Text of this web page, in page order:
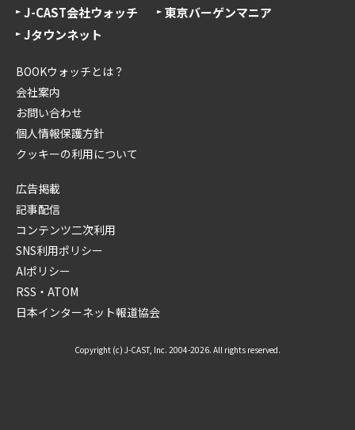
J-CAST会社ウォッチ
東京バーゲンマニア
Jタウンネット
BOOKウォッチとは？
会社案内
お問い合わせ
個人情報保護方針
クッキーの利用について
広告掲載
記事配信
コンテンツ二次利用
SNS利用ポリシー
AIポリシー
RSS・ATOM
日本インターネット報道協会
Copyright (c) J-CAST, Inc. 2004-2026. All rights reserved.